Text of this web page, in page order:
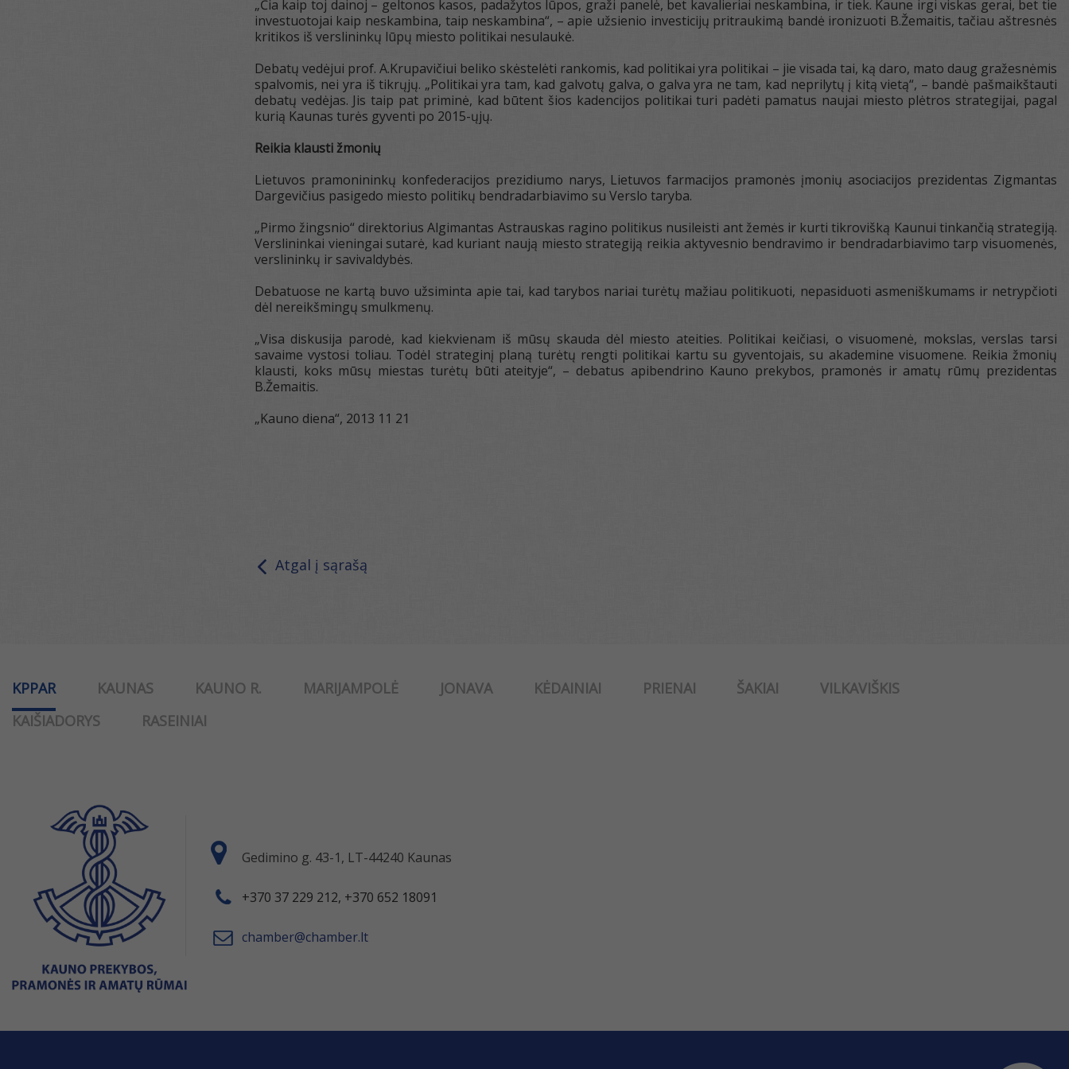
„Čia kaip toj dainoj – geltonos kasos, padažytos lūpos, graži panelė, bet kavalieriai neskambina, ir tiek. Kaune irgi viskas gerai, bet tie
investuotojai kaip neskambina, taip neskambina“, – apie užsienio investicijų pritraukimą bandė ironizuoti B.Žemaitis, tačiau aštresnės
kritikos iš verslininkų lūpų miesto politikai nesulaukė.
Debatų vedėjui prof. A.Krupavičiui beliko skėstelėti rankomis, kad politikai yra politikai – jie visada tai, ką daro, mato daug gražesnėmis
spalvomis, nei yra iš tikrųjų. „Politikai yra tam, kad galvotų galva, o galva yra ne tam, kad neprilytų į kitą vietą“, – bandė pašmaikštauti
debatų vedėjas. Jis taip pat priminė, kad būtent šios kadencijos politikai turi padėti pamatus naujai miesto plėtros strategijai, pagal
kurią Kaunas turės gyventi po 2015-ųjų.
Reikia klausti žmonių
Lietuvos pramonininkų konfederacijos prezidiumo narys, Lietuvos farmacijos pramonės įmonių asociacijos prezidentas Zigmantas
Dargevičius pasigedo miesto politikų bendradarbiavimo su Verslo taryba.
„Pirmo žingsnio“ direktorius Algimantas Astrauskas ragino politikus nusileisti ant žemės ir kurti tikrovišką Kaunui tinkančią strategiją.
Verslininkai vieningai sutarė, kad kuriant naują miesto strategiją reikia aktyvesnio bendravimo ir bendradarbiavimo tarp visuomenės,
verslininkų ir savivaldybės.
Debatuose ne kartą buvo užsiminta apie tai, kad tarybos nariai turėtų mažiau politikuoti, nepasiduoti asmeniškumams ir netrypčioti
dėl nereikšmingų smulkmenų.
„Visa diskusija parodė, kad kiekvienam iš mūsų skauda dėl miesto ateities. Politikai keičiasi, o visuomenė, mokslas, verslas tarsi
savaime vystosi toliau. Todėl strateginį planą turėtų rengti politikai kartu su gyventojais, su akademine visuomene. Reikia žmonių
klausti, koks mūsų miestas turėtų būti ateityje“, – debatus apibendrino Kauno prekybos, pramonės ir amatų rūmų prezidentas
B.Žemaitis.
„Kauno diena“, 2013 11 21
Atgal į sąrašą
KPPAR KAUNAS KAUNO R. MARIJAMPOLĖ JONAVA KĖDAINIAI PRIENAI ŠAKIAI
VILKAVIŠKIS
KAIŠIADORYS
RASEINIAI
Gedimino g. 43-1, LT-44240 Kaunas
+370 37 229 212, +370 652 18091
chamber@chamber.lt